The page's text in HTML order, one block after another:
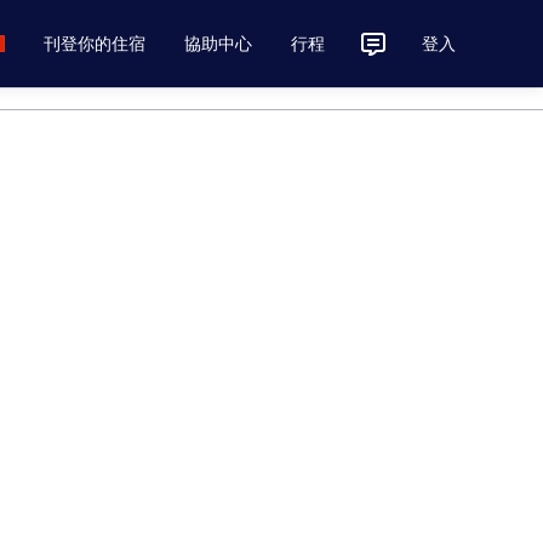
刊登你的住宿 協助中心 行程 登入